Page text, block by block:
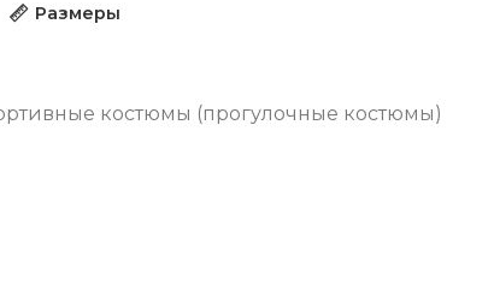
Размеры
костюмы (прогулочные костюмы)